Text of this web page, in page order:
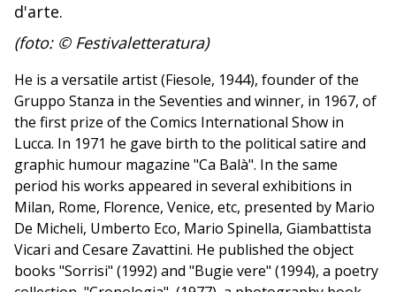
d'arte.
(foto: © Festivaletteratura)
He is a versatile artist (Fiesole, 1944), founder of the
Gruppo Stanza in the Seventies and winner, in 1967, of
the first prize of the Comics International Show in
Lucca. In 1971 he gave birth to the political satire and
graphic humour magazine "Ca Balà". In the same
period his works appeared in several exhibitions in
Milan, Rome, Florence, Venice, etc, presented by Mario
De Micheli, Umberto Eco, Mario Spinella, Giambattista
Vicari and Cesare Zavattini. He published the object
books "Sorrisi" (1992) and "Bugie vere" (1994), a poetry